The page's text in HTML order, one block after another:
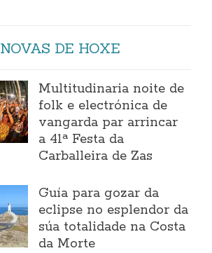
NOVAS DE HOXE
Multitudinaria noite de
folk e electrónica de
vangarda par arrincar
a 41ª Festa da
Carballeira de Zas
Guía para gozar da
eclipse no esplendor da
súa totalidade na Costa
da Morte